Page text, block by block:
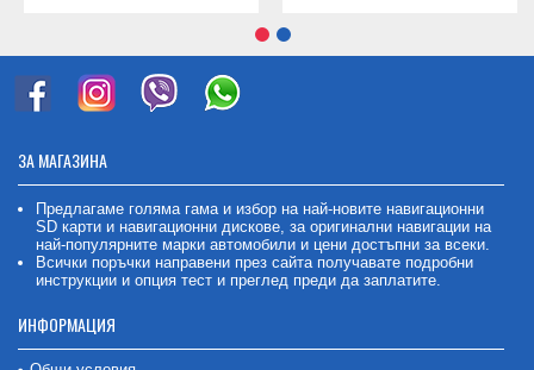
ЗА МАГАЗИНА
Предлагаме голяма гама и избор на най-новите навигационни
SD карти и навигационни дискове, за оригинални навигации на
най-популярните марки автомобили и цени достъпни за всеки.
Всички поръчки направени през сайта получавате подробни
инструкции и опция тест и преглед преди да заплатите.
ИНФОРМАЦИЯ